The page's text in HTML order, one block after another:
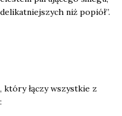
niż popiół”.
łączy wszyst­kie z